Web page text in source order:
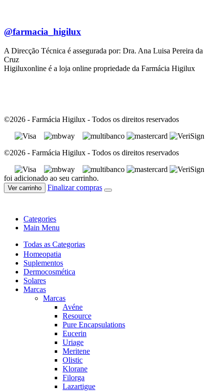
@farmacia_higilux
A Direcção Técnica é assegurada por: Dra. Ana Luisa Pereira da
Cruz
Higiluxonline é a loja online propriedade da Farmácia Higilux
©2026 - Farmácia Higilux - Todos os direitos reservados
©2026 - Farmácia Higilux - Todos os direitos reservados
foi adicionado ao seu carrinho.
Ver carrinho Finalizar compras
Categories
Main Menu
Todas as Categorias
Homeopatia
Suplementos
Dermocosmética
Solares
Marcas
Marcas
Avéne
Resource
Pure Encapsulations
Eucerin
Uriage
Meritene
Olistic
Klorane
Filorga
Lazartigue